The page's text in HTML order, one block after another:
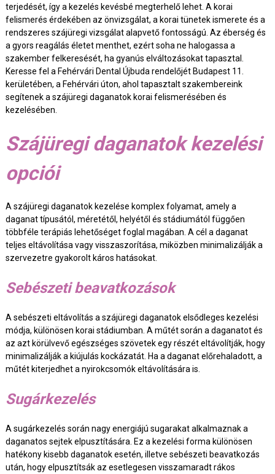
terjedését, így a kezelés kevésbé megterhelő lehet. A korai
felismerés érdekében az önvizsgálat, a korai tünetek ismerete és a
rendszeres szájüregi vizsgálat alapvető fontosságú. Az éberség és
a gyors reagálás életet menthet, ezért soha ne halogassa a
szakember felkeresését, ha gyanús elváltozásokat tapasztal.
Keresse fel a Fehérvári Dental Újbuda rendelőjét Budapest 11.
kerületében, a Fehérvári úton, ahol tapasztalt szakembereink
segítenek a szájüregi daganatok korai felismerésében és
kezelésében.
Szájüregi daganatok kezelési
opciói
A szájüregi daganatok kezelése komplex folyamat, amely a
daganat típusától, méretétől, helyétől és stádiumától függően
többféle terápiás lehetőséget foglal magában. A cél a daganat
teljes eltávolítása vagy visszaszorítása, miközben minimalizálják a
szervezetre gyakorolt káros hatásokat.
Sebészeti beavatkozások
A sebészeti eltávolítás a szájüregi daganatok elsődleges kezelési
módja, különösen korai stádiumban. A műtét során a daganatot és
az azt körülvevő egészséges szövetek egy részét eltávolítják, hogy
minimalizálják a kiújulás kockázatát. Ha a daganat előrehaladott, a
műtét kiterjedhet a nyirokcsomók eltávolítására is.
Sugárkezelés
A sugárkezelés során nagy energiájú sugarakat alkalmaznak a
daganatos sejtek elpusztítására. Ez a kezelési forma különösen
hatékony kisebb daganatok esetén, illetve sebészeti beavatkozás
után, hogy elpusztítsák az esetlegesen visszamaradt rákos